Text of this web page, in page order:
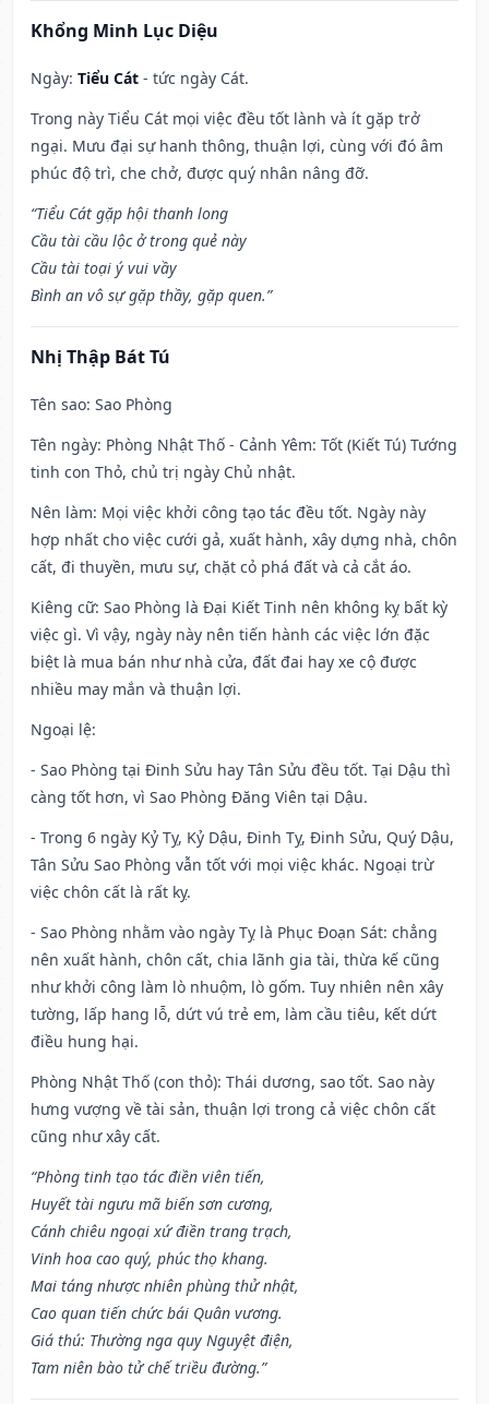
Khổng Minh Lục Diệu
Ngày: Tiểu Cát - tức ngày Cát.
Trong này Tiểu Cát mọi việc đều tốt lành và ít gặp trở
ngại. Mưu đại sự hanh thông, thuận lợi, cùng với đó âm
phúc độ trì, che chở, được quý nhân nâng đỡ.
“Tiểu Cát gặp hội thanh long
Cầu tài cầu lộc ở trong quẻ này
Cầu tài toại ý vui vầy
Bình an vô sự gặp thầy, gặp quen.”
Nhị Thập Bát Tú
Tên sao: Sao Phòng
Tên ngày: Phòng Nhật Thố - Cảnh Yêm: Tốt (Kiết Tú) Tướng
tinh con Thỏ, chủ trị ngày Chủ nhật.
Nên làm: Mọi việc khởi công tạo tác đều tốt. Ngày này
hợp nhất cho việc cưới gả, xuất hành, xây dựng nhà, chôn
cất, đi thuyền, mưu sự, chặt cỏ phá đất và cả cắt áo.
Kiêng cữ: Sao Phòng là Đại Kiết Tinh nên không kỵ bất kỳ
việc gì. Vì vậy, ngày này nên tiến hành các việc lớn đặc
biệt là mua bán như nhà cửa, đất đai hay xe cộ được
nhiều may mắn và thuận lợi.
Ngoại lệ:
- Sao Phòng tại Đinh Sửu hay Tân Sửu đều tốt. Tại Dậu thì
càng tốt hơn, vì Sao Phòng Đăng Viên tại Dậu.
- Trong 6 ngày Kỷ Tỵ, Kỷ Dậu, Đinh Tỵ, Đinh Sửu, Quý Dậu,
Tân Sửu Sao Phòng vẫn tốt với mọi việc khác. Ngoại trừ
việc chôn cất là rất kỵ.
- Sao Phòng nhằm vào ngày Tỵ là Phục Đoạn Sát: chẳng
nên xuất hành, chôn cất, chia lãnh gia tài, thừa kế cũng
như khởi công làm lò nhuộm, lò gốm. Tuy nhiên nên xây
tường, lấp hang lỗ, dứt vú trẻ em, làm cầu tiêu, kết dứt
điều hung hại.
Phòng Nhật Thố (con thỏ): Thái dương, sao tốt. Sao này
hưng vượng về tài sản, thuận lợi trong cả việc chôn cất
cũng như xây cất.
“Phòng tinh tạo tác điền viên tiến,
Huyết tài ngưu mã biến sơn cương,
Cánh chiêu ngoại xứ điền trang trạch,
Vinh hoa cao quý, phúc thọ khang.
Mai táng nhược nhiên phùng thử nhật,
Cao quan tiến chức bái Quân vương.
Giá thú: Thường nga quy Nguyệt điện,
Tam niên bào tử chế triều đường.”